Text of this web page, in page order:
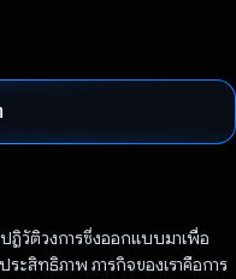
ฏิวัติวงการซึ่งออกแบบมาเพื่อ
สิทธิภาพ ภารกิจของเราคือการ